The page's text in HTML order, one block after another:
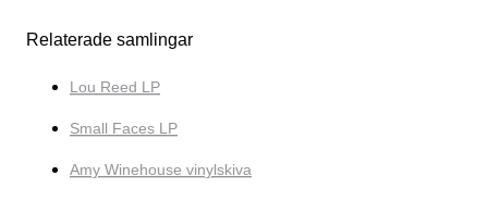
Relaterade samlingar
Lou Reed LP
Small Faces LP
Amy Winehouse vinylskiva